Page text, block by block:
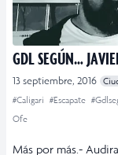
GDL SEGÚN…
13 septiembre, 2016
#Caligari #Escapate
Ofe
Más por más.-